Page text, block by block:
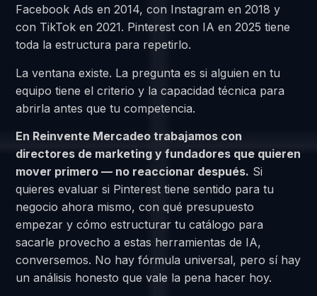
Facebook Ads en 2014, con Instagram en 2018 y
con TikTok en 2021. Pinterest con IA en 2025 tiene
toda la estructura para repetirlo.
La ventana existe. La pregunta es si alguien en tu
equipo tiene el criterio y la capacidad técnica para
abrirla antes que tu competencia.
En Reinvente Mercadeo trabajamos con
directores de marketing y fundadores que quieren
mover primero — no reaccionar después. Si
quieres evaluar si Pinterest tiene sentido para tu
negocio ahora mismo, con qué presupuesto
empezar y cómo estructurar tu catálogo para
sacarle provecho a estas herramientas de IA,
conversemos. No hay fórmula universal, pero sí hay
un análisis honesto que vale la pena hacer hoy.